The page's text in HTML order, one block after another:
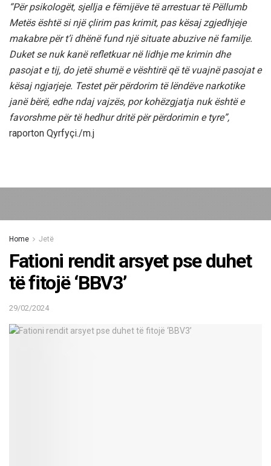
“Për psikologët, sjellja e fëmijëve të arrestuar të Pëllumb
Metës është si një çlirim pas krimit, pas kësaj zgjedhjeje
makabre për t’i dhënë fund një situate abuzive në familje.
Duket se nuk kanë refletkuar në lidhje me krimin dhe
pasojat e tij, do jetë shumë e vështirë që të vuajnë pasojat e
kësaj ngjarjeje. Testet për përdorim të lëndëve narkotike
janë bërë, edhe ndaj vajzës, por kohëzgjatja nuk është e
favorshme për të hedhur dritë për përdorimin e tyre”,
raporton Qyrfyçi./m.j
Home Jetë
Fationi rendit arsyet pse duhet
të fitojë ‘BBV3’
29/02/2024